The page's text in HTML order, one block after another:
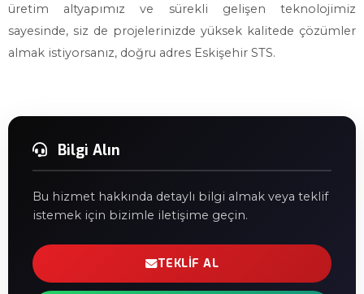
üretim altyapımız ve sürekli gelişen teknolojimiz
sayesinde, siz de projelerinizde yüksek kalitede çözümler
almak istiyorsanız, doğru adres Eskişehir STS.
Bilgi Alın
Bu hizmet hakkında detaylı bilgi almak veya teklif
istemek için bizimle iletişime geçin.
TEKLIF AL